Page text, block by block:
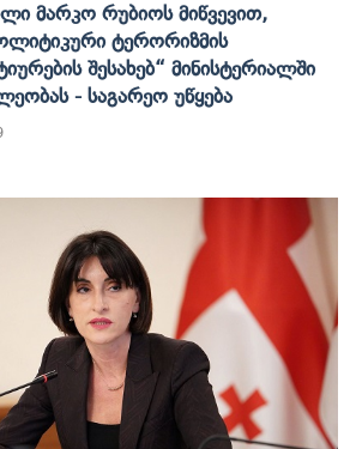
Მარკო Რუბიოს Მიწვევით,
Ტერორიზმის
Შესახებ“ Მინისტერიალში
- Საგარეო Უწყება